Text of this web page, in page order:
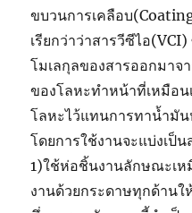
ขบวนการเคลือบ
เรียกว่าว่าสารวีซีไอ
โมเลกุลของสารออกมาจ
ของโลหะทำหน้าที่เหมือ
โลหะไว้แทนการทาน้ำมัน
โดยการใช้งานจะแบ่งเป็
1)ใช้ห่อชิ้นงานลักษณะเ
งานด้วยกระดาษทุกด้าน